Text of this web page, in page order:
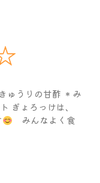
ゅうりの甘酢 ＊み
ぎょろっけは、
みんなよく食